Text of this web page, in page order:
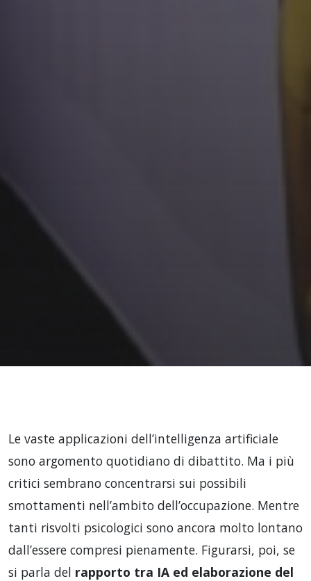
Le vaste applicazioni dell’intelligenza artificiale
sono argomento quotidiano di dibattito. Ma i più
critici sembrano concentrarsi sui possibili
smottamenti nell’ambito dell’occupazione. Mentre
tanti risvolti psicologici sono ancora molto lontano
dall’essere compresi pienamente. Figurarsi, poi, se
si parla del rapporto tra IA ed elaborazione del